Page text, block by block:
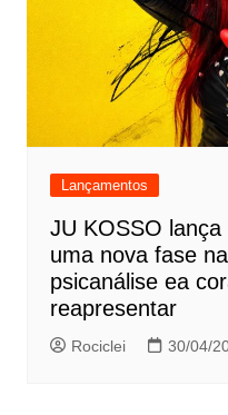
Lançamentos
JU KOSSO lança
uma nova fase
psicanálise ea
reapresentar
Rociclei 30/04/